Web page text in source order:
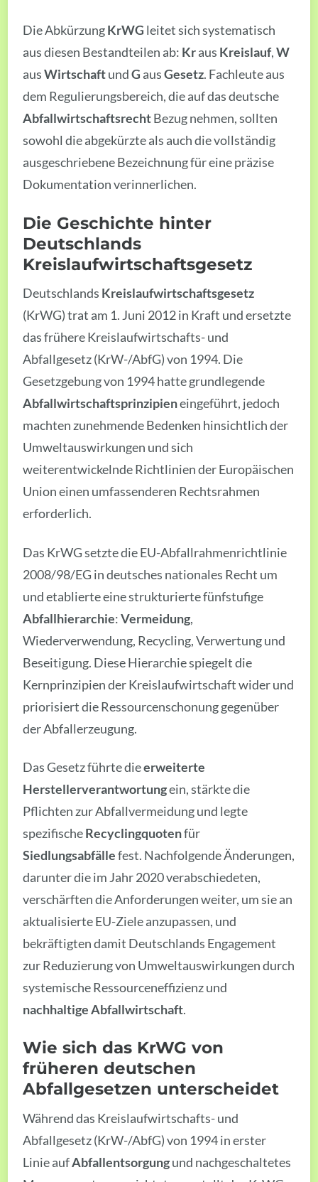
Die AbkürzungKrWG leitet sich systematisch
aus diesen Bestandteilen ab: Kraus Kreislauf,W
ausWirtschaftundG ausGesetz. Fachleute aus
dem Regulierungsbereich, die auf das deutsche
AbfallwirtschaftsrechtBezug nehmen, sollten
sowohl die abgekürzte als auch die vollständig
ausgeschriebene Bezeichnung für eine präzise
Dokumentation verinnerlichen.
Die Geschichte hinter
Deutschlands
Kreislaufwirtschaftsgesetz
Deutschlands Kreislaufwirtschaftsgesetz
(KrWG) trat am 1. Juni 2012 in Kraft und ersetzte
das frühere Kreislaufwirtschafts- und
Abfallgesetz (KrW-/AbfG) von 1994. Die
Gesetzgebung von 1994 hatte grundlegende
Abfallwirtschaftsprinzipieneingeführt, jedoch
machten zunehmende Bedenken hinsichtlich der
Umweltauswirkungen und sich
weiterentwickelnde Richtlinien der Europäischen
Union einen umfassenderen Rechtsrahmen
erforderlich.
Das KrWG setzte die EU-Abfallrahmenrichtlinie
2008/98/EG in deutsches nationales Recht um
und etablierte eine strukturierte fünfstufige
Abfallhierarchie:Vermeidung,
Wiederverwendung, Recycling, Verwertung und
Beseitigung. Diese Hierarchie spiegelt die
Kernprinzipien der Kreislaufwirtschaft wider und
priorisiert die Ressourcenschonung gegenüber
der Abfallerzeugung.
Das Gesetz führte dieerweiterte
Herstellerverantwortungein, stärkte die
Pflichten zur Abfallvermeidung und legte
spezifischeRecyclingquotenfür
Siedlungsabfällefest. Nachfolgende Änderungen,
darunter die im Jahr 2020 verabschiedeten,
verschärften die Anforderungen weiter, um sie an
aktualisierte EU-Ziele anzupassen, und
bekräftigten damit Deutschlands Engagement
zur Reduzierung von Umweltauswirkungen durch
systemische Ressourceneffizienz und
nachhaltige Abfallwirtschaft.
Wie sich das KrWG von
früheren deutschen
Abfallgesetzen unterscheidet
Während das Kreislaufwirtschafts- und
Abfallgesetz (KrW-/AbfG) von 1994 in erster
Linie aufAbfallentsorgungund nachgeschaltetes